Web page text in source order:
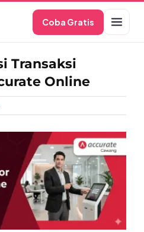
Coba Gratis
Transaksi
Online